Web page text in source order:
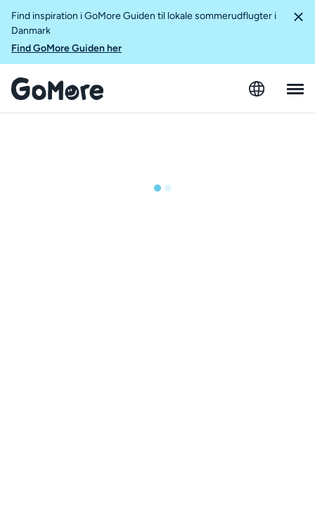
Find inspiration i GoMore Guiden til lokale sommerudflugter i
Danmark
Find GoMore Guiden her